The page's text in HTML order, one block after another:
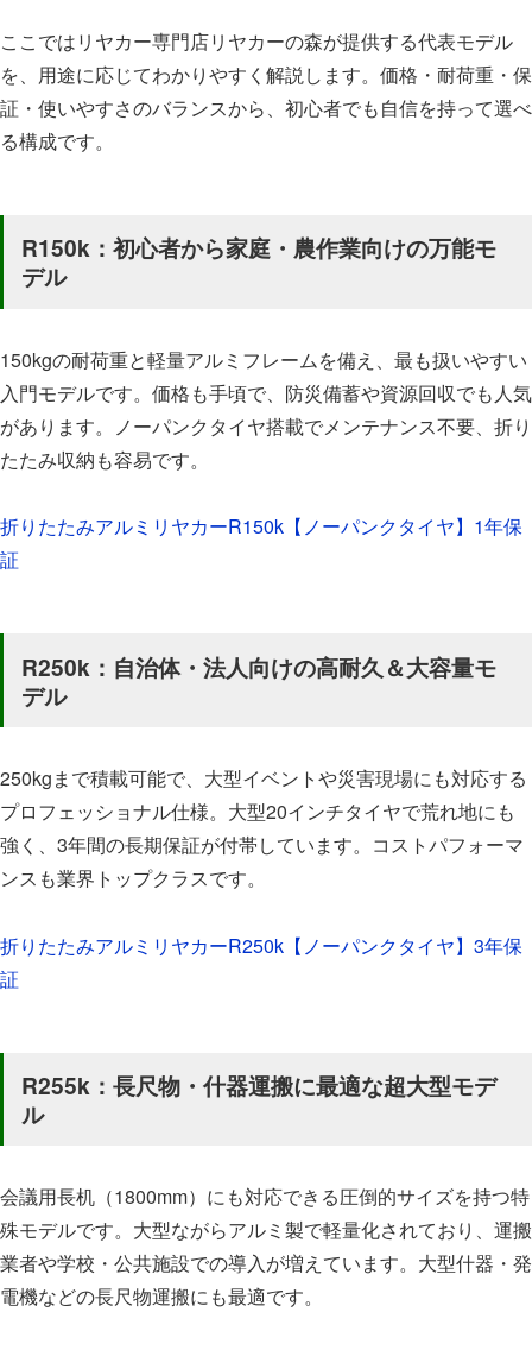
ここではリヤカー専門店リヤカーの森が提供する代表モデル
を、用途に応じてわかりやすく解説します。価格・耐荷重・保
証・使いやすさのバランスから、初心者でも自信を持って選べ
る構成です。
R150k：初心者から家庭・農作業向けの万能モ
デル
150kgの耐荷重と軽量アルミフレームを備え、最も扱いやすい
入門モデルです。価格も手頃で、防災備蓄や資源回収でも人気
があります。ノーパンクタイヤ搭載でメンテナンス不要、折り
たたみ収納も容易です。
折りたたみアルミリヤカーR150k【ノーパンクタイヤ】1年保
証
R250k：自治体・法人向けの高耐久＆大容量モ
デル
250kgまで積載可能で、大型イベントや災害現場にも対応する
プロフェッショナル仕様。大型20インチタイヤで荒れ地にも
強く、3年間の長期保証が付帯しています。コストパフォーマ
ンスも業界トップクラスです。
折りたたみアルミリヤカーR250k【ノーパンクタイヤ】3年保
証
R255k：長尺物・什器運搬に最適な超大型モデ
ル
会議用長机（1800mm）にも対応できる圧倒的サイズを持つ特
殊モデルです。大型ながらアルミ製で軽量化されており、運搬
業者や学校・公共施設での導入が増えています。大型什器・発
電機などの長尺物運搬にも最適です。